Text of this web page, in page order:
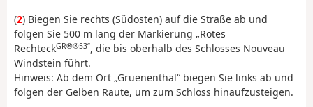
(2) Biegen Sie rechts (Südosten) auf die Straße ab und
folgen Sie 500 m lang der Markierung „Rotes
RechteckGR®®53“, die bis oberhalb des Schlosses Nouveau
Windstein führt.
Hinweis: Ab dem Ort „Gruenenthal“ biegen Sie links ab und
folgen der Gelben Raute, um zum Schloss hinaufzusteigen.